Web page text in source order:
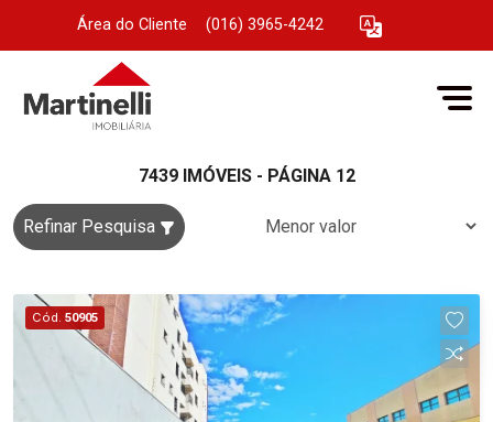
Área do Cliente (016) 3965-4242
7439 IMÓVEIS - PÁGINA 12
Refinar Pesquisa
Cód. 50905